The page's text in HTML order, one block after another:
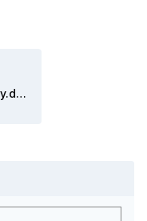
macOSDeveloperBetaAccessUtility.dmg.zip